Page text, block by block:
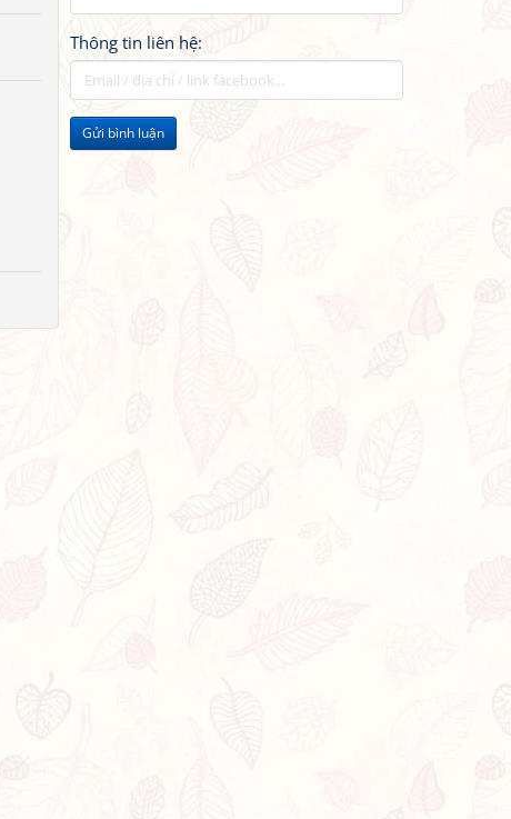
Thông tin liên hệ:
Gửi bình luận